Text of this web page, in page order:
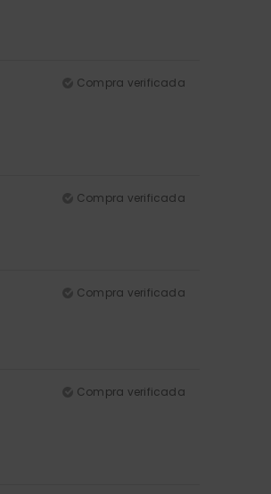
Compra verificada
Compra verificada
Compra verificada
Compra verificada